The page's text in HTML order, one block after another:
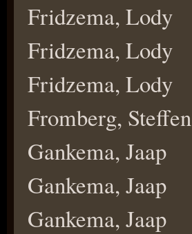
Fridzema, Lody
Fridzema, Lody
Fridzema, Lody
Fromberg, Steffen
Gankema, Jaap
Gankema, Jaap
Gankema, Jaap